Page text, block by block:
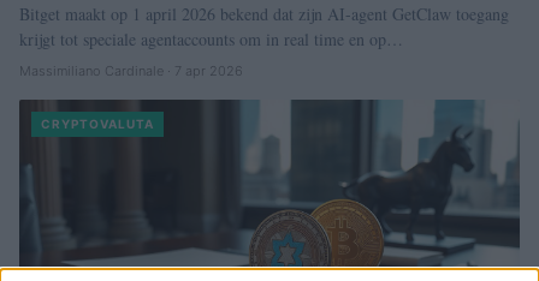
Bitget maakt op 1 april 2026 bekend dat zijn AI-agent GetClaw toegang
krijgt tot speciale agentaccounts om in real time en op…
Massimiliano Cardinale · 7 apr 2026
CRYPTOVALUTA